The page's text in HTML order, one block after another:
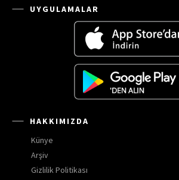
UYGULAMALAR
HAKKIMIZDA
Künye
Arşiv
Gizlilik Politikası